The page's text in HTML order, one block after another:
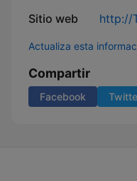
Sitio web http://
Actualiza esta
Compartir
Facebook